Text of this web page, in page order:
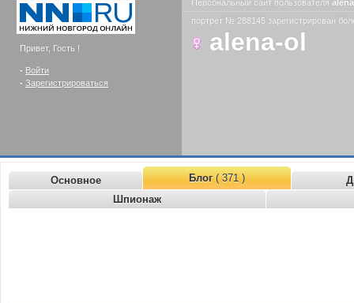
Привет, Гость !
- Войти
- Зарегистрироваться
Персональный сайт пользователя
портрет № 288145 зарегистрирован
alena-ol
Основное Блог( 371 )
Шпионаж